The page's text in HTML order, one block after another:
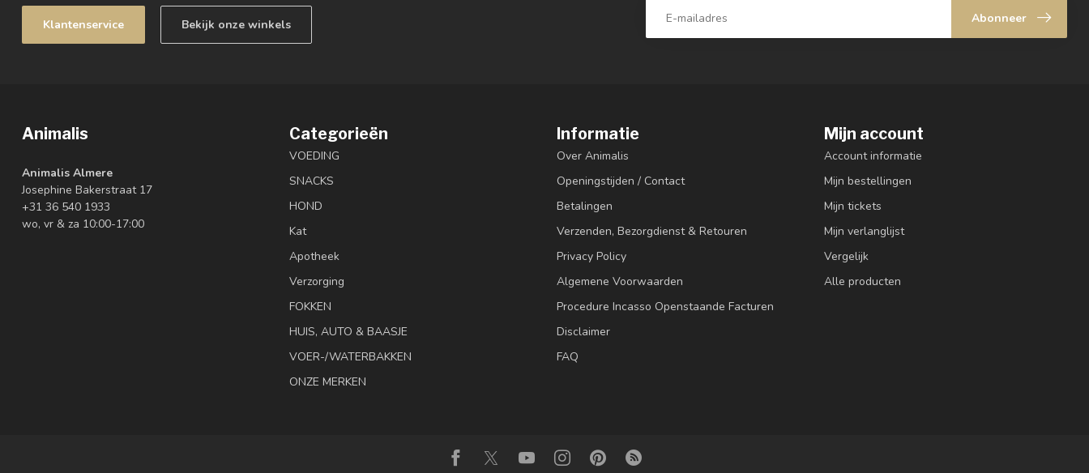
Klantenservice Bekijk onze winkels Abonneer
Animalis
Animalis Almere
Josephine Bakerstraat 17
+31 36 540 1933
wo, vr & za 10:00-17:00
Categorieën
VOEDING
SNACKS
HOND
Kat
Apotheek
Verzorging
FOKKEN
HUIS, AUTO & BAASJE
VOER-/WATERBAKKEN
ONZE MERKEN
Informatie
Over Animalis
Openingstijden / Contact
Betalingen
Verzenden, Bezorgdienst & Retouren
Privacy Policy
Algemene Voorwaarden
Procedure Incasso Openstaande Facturen
Disclaimer
FAQ
Mijn account
Account informatie
Mijn bestellingen
Mijn tickets
Mijn verlanglijst
Vergelijk
Alle producten